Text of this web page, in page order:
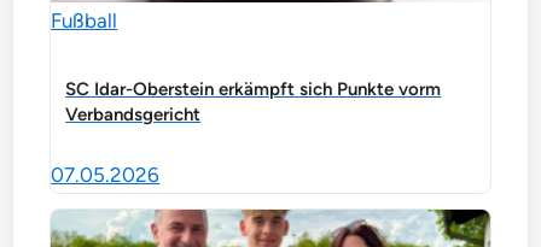
Fußball
SC Idar-Oberstein erkämpft sich Punkte vorm
Verbandsgericht
07.05.2026